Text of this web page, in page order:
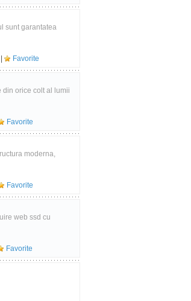
sunt garantatea
Favorite
din orice colt al lumii
Favorite
moderna,
Favorite
web ssd cu
Favorite